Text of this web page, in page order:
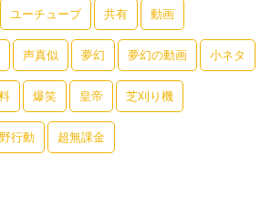
ユーチューブ 共有 動画
声真似 夢幻 夢幻の動画 小ネタ
爆笑 皇帝 芝刈り機
行動 超無課金